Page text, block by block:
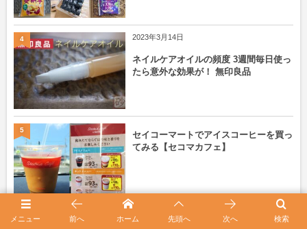
2023年3月14日
ネイルケアオイルの頻度 3週間毎日使っ
たら意外な効果が！ 無印良品
4
セイコーマートでアイスコーヒーを買っ
てみる【セコマカフェ】
5
メニュー 検索
前へ ホーム 先頭へ 次へ